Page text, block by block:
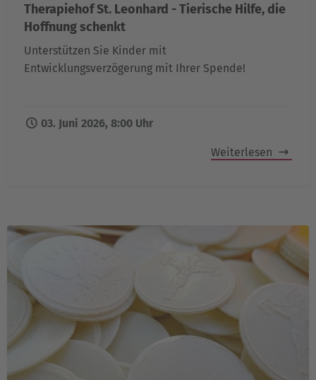
Therapiehof St. Leonhard - Tierische Hilfe, die
Hoffnung schenkt
Unterstützen Sie Kinder mit
Entwicklungsverzögerung mit Ihrer Spende!
03. Juni 2026, 8:00 Uhr
Weiterlesen